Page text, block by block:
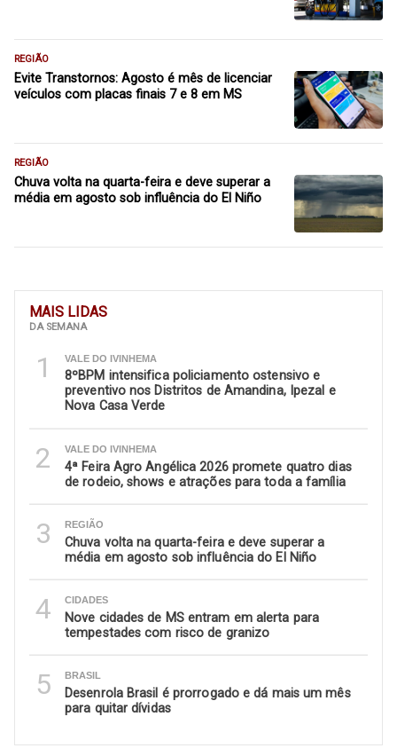
MAIS LIDAS
DA SEMANA
1 VALE DO IVINHEMA
8ºBPM intensifica policiamento ostensivo e
preventivo nos Distritos de Amandina, Ipezal e
Nova Casa Verde
2 VALE DO IVINHEMA
4ª Feira Agro Angélica 2026 promete quatro dias
de rodeio, shows e atrações para toda a família
3 REGIÃO
Chuva volta na quarta-feira e deve superar a
média em agosto sob influência do El Niño
4 CIDADES
Nove cidades de MS entram em alerta para
tempestades com risco de granizo
5 BRASIL
Desenrola Brasil é prorrogado e dá mais um mês
para quitar dívidas
REGIÃO
Evite Transtornos: Agosto é mês de licenciar
veículos com placas finais 7 e 8 em MS
REGIÃO
Chuva volta na quarta-feira e deve superar a
média em agosto sob influência do El Niño